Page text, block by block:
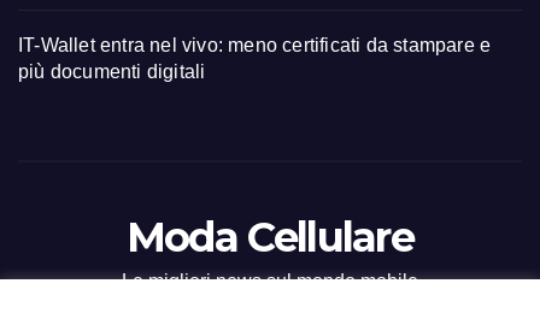
IT-Wallet entra nel vivo: meno certificati da stampare e
più documenti digitali
Moda Cellulare
Le migliori news sul mondo mobile